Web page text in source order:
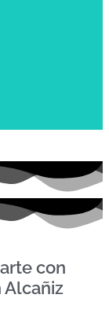
con
Alcañiz